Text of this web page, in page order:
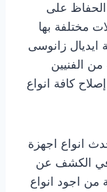
الحفاظ على
مختلفة بها
ايديال زانوسى
من الفنيين
كافة انواع
انواع اجهزة
في الكشف عن
من اجود انواع